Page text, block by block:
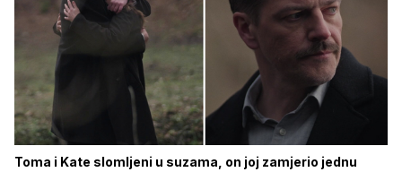
Toma i Kate slomljeni u suzama, on joj zamjerio jednu